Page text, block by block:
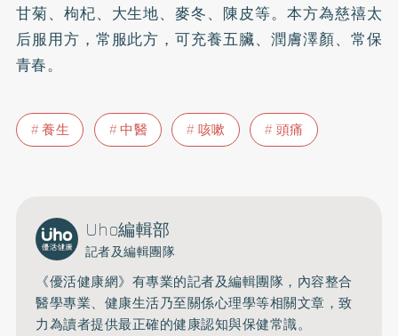
甘菊、枸杞、大生地、麥冬、陳皮等。本方為慈禧太
后服用方，常服此方，可充養五臟、潤膚澤顏、常保
青春。
養生 中醫 咳嗽 頭痛
Uho編輯部
記者及編輯團隊
《優活健康網》有專業的記者及編輯團隊，內容整合
醫學專業、健康生活乃至關係心理學等相關文章，致
力為讀者提供最正確的健康認知與保健常識。